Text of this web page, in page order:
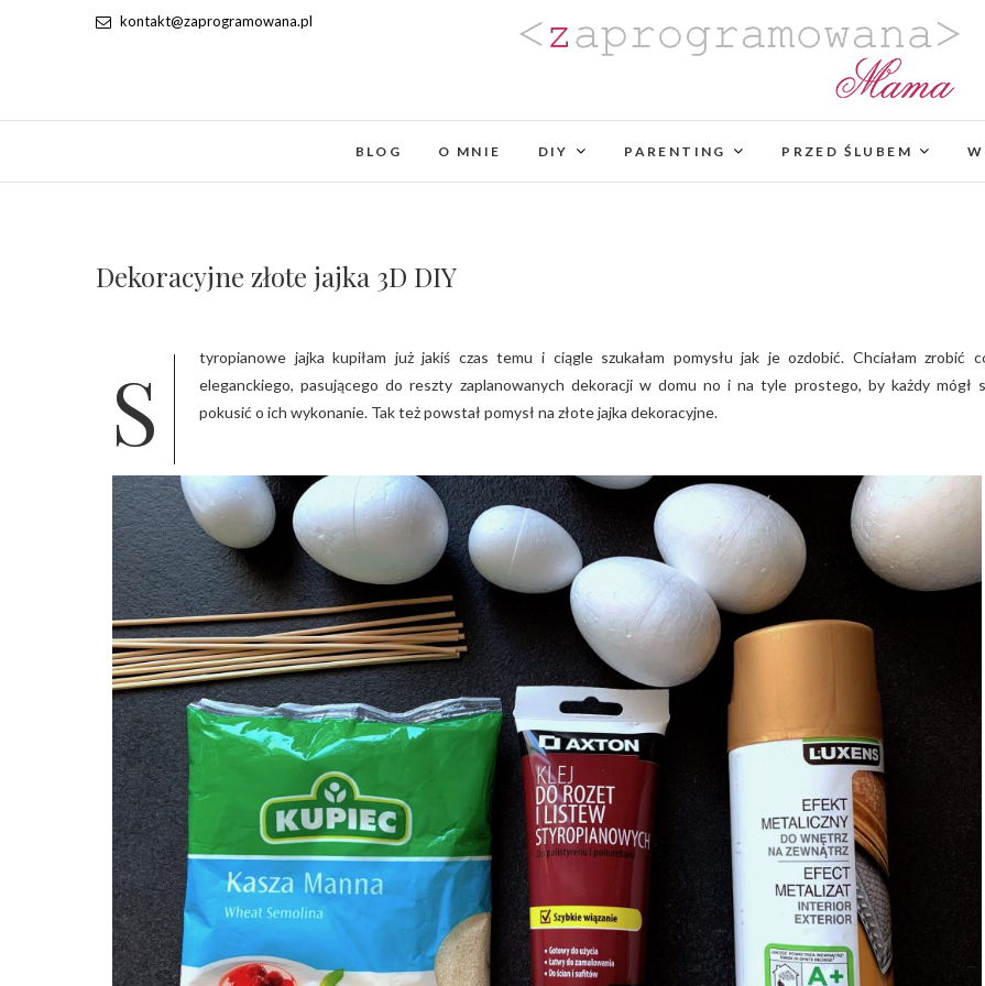
kontakt@zaprogramowana.pl
Zaprogramowana Mama
PROJEKTOWANIA
BLOG O MNIE DIY PARENTING PRZED ŚLUBEM
Dekoracyjne złote jajka 3D DIY
Styropianowe jajka kupiłam już jakiś czas temu i ciągle szukałam pomysłu jak je ozdobić. Chciałam zrobić coś
eleganckiego, pasującego do reszty zaplanowanych dekoracji w domu no i na tyle prostego, by każdy mógł
pokusić o ich wykonanie. Tak też powstał pomysł na złote jajka dekoracyjne.